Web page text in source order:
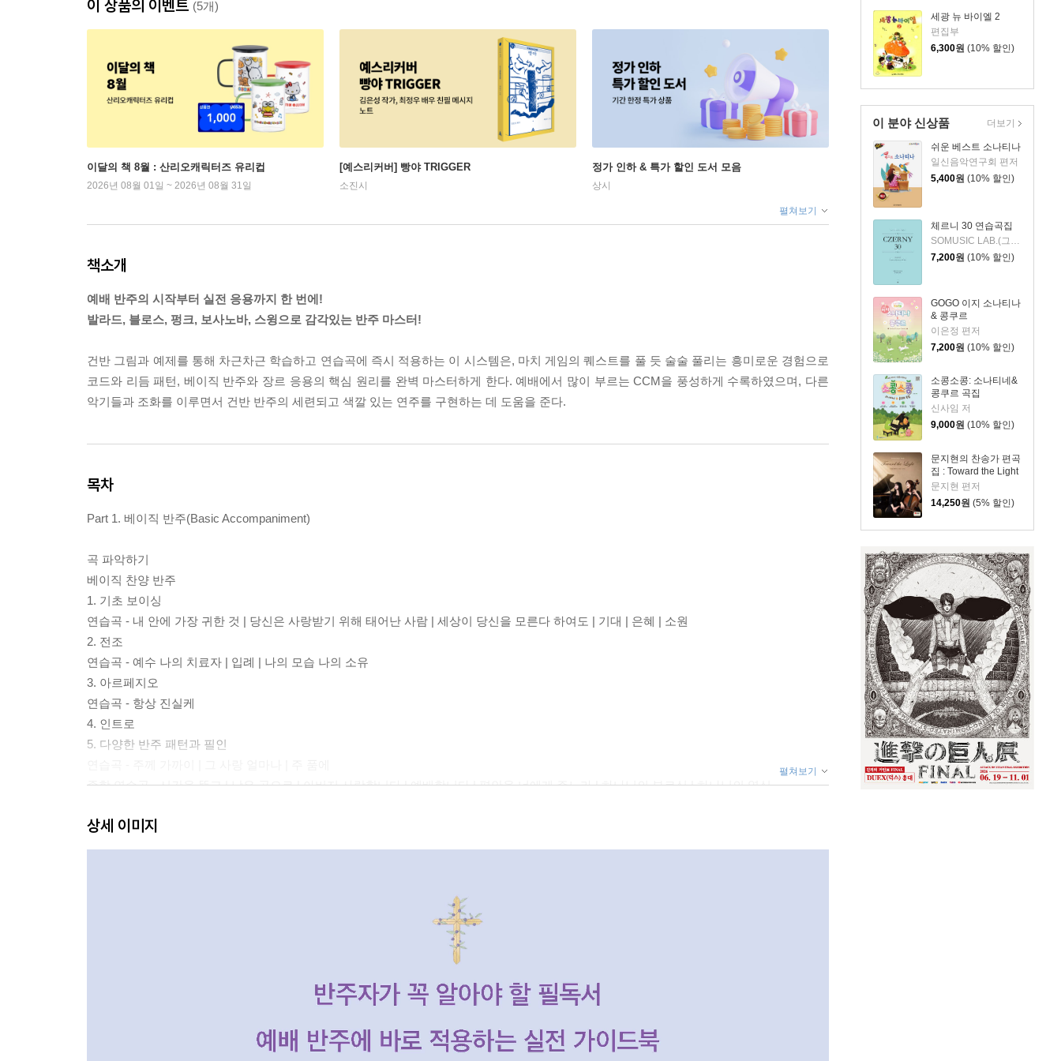
세광 뉴 바이엘 2
편집부
6,300원 (10% 할인)
이 분야 신상품
쉬운 베스트 소나티나
일신음악연구회 편저
5,400원 (10% 할인)
체르니 30 연습곡집
7,200원 (10% 할인)
GOGO 이지 소나티나
& 콩쿠르
이은정 편저
7,200원 (10% 할인)
소콩소콩: 소나티네&
콩쿠르 곡집
신사임 저
9,000원 (10% 할인)
문지현의 찬송가 편곡
집 : Toward the Light
문지현 편저
14,250원 (5% 할인)
더보기
이 상품의 이벤트 (5개)
이달의 책 8월 : 산리오캐릭터즈 유리컵
2026년 08월 01일 ~ 2026년 08월 31일
[예스리커버] 빵야 TRIGGER
소진시
정가 인하 & 특가 할인 도서 모음
상시
펼쳐보기
책소개
예배 반주의 시작부터 실전 응용까지 한 번에!
발라드, 블로스, 펑크, 보사노바, 스윙으로 감각있는 반주 마스터!
건반 그림과 예제를 통해 차근차근 학습하고 연습곡에 즉시 적용하는 이 시스템은, 마치 게임의 퀘스트를 풀 듯 술술 풀리는 흥미로운 경험으로
코드와 리듬 패턴, 베이직 반주와 장르 응용의 핵심 원리를 완벽 마스터하게 한다. 예배에서 많이 부르는 CCM을 풍성하게 수록하였으며, 다른
악기들과 조화를 이루면서 건반 반주의 세련되고 색깔 있는 연주를 구현하는 데 도움을 준다.
목차
Part 1. 베이직 반주(Basic Accompaniment)
곡 파악하기
베이직 찬양 반주
1. 기초 보이싱
연습곡 - 내 안에 가장 귀한 것 | 당신은 사랑받기 위해 태어난 사람 | 세상이 당신을 모른다 하여도 | 기대 | 은혜 | 소원
2. 전조
연습곡 - 예수 나의 치료자 | 입례 | 나의 모습 나의 소유
3. 아르페지오
연습곡 - 항상 진실케
4. 인트로
5. 다양한 반주 패턴과 필인
종합 연습곡 - 시간을 뚫고 | 낮은 곳으로 | 아버지 사랑합니다 | 예배합니다 | 평안을 너에게 주노라 | 하나님의 부르심 | 하나님의 열심
일렉트릭 피아노
연습곡 - 손을 높이 들고 | 구주의 십자가 보혈로 | 내 영이 | 내가 매일 기쁘게 | 슈퍼스타 예수 | 실로암
펼쳐보기
상세 이미지